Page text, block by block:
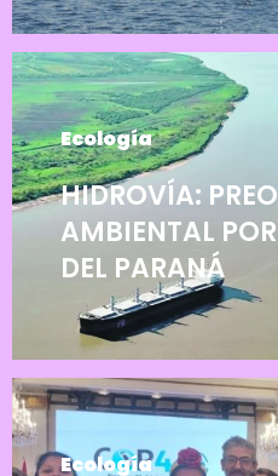
Ecología
HIDROVÍA:
AMBIENTAL
DEL PARANÁ
Ecología